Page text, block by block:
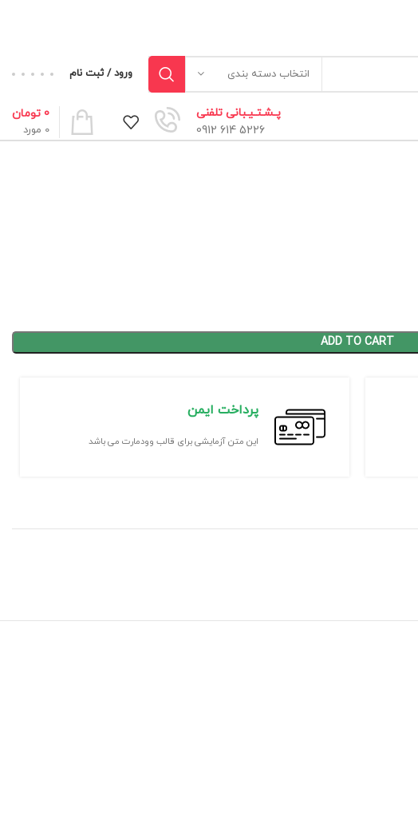
انتخاب دسته بندی ورود / ثبت نام
پـشـتـیـبانی تلفنی
5226 614 0912
0 مورد
0 تومان
ADD TO CART
پرداخت ایمن
این متن آزمایشی برای قالب وودمارت می باشد